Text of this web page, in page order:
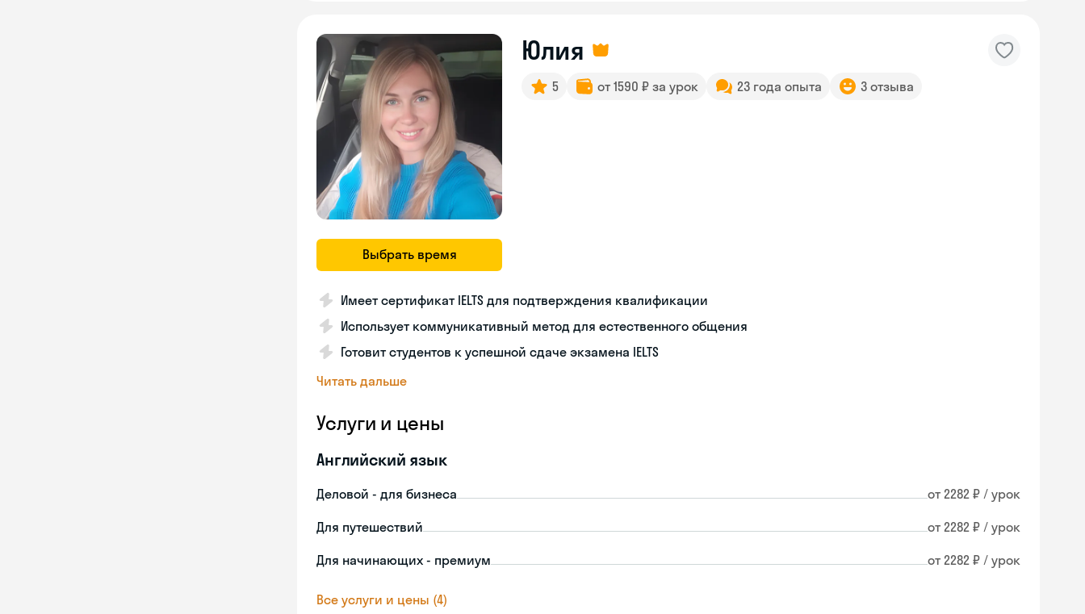
Выбрать время
Юлия
5 от 1590 ₽ за урок 23 года опыта 3 отзыва
Имеет сертификат IELTS для подтверждения квалификации
Использует коммуникативный метод для естественного общения
Готовит студентов к успешной сдаче экзамена IELTS
Читать дальше
Услуги и цены
Английский язык
Деловой - для бизнеса от 2282 ₽ / урок
Для путешествий от 2282 ₽ / урок
Для начинающих - премиум от 2282 ₽ / урок
Все услуги и цены (4)